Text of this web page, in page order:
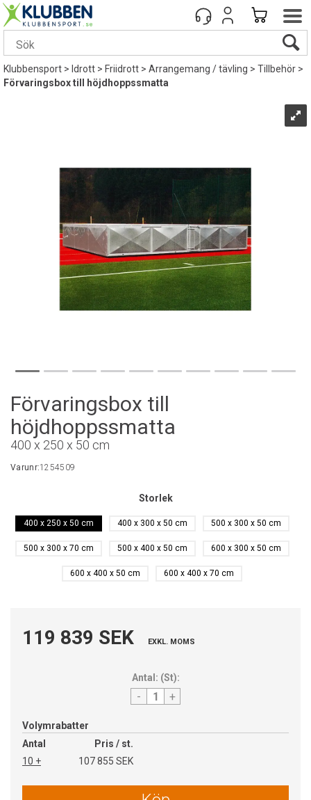
Klubbensport> Idrott>Friidrott>Arrangemang / tävling>Tillbehör>
Förvaringsbox till höjdhoppssmatta
Förvaringsbox till
höjdhoppssmatta
400 x 250 x 50 cm
Varunr:1254509
Storlek
400 x 250 x 50 cm 400 x 300 x 50 cm 500 x 300 x 50 cm
500 x 300 x 70 cm 500 x 400 x 50 cm 600 x 300 x 50 cm
600 x 400 x 50 cm 600 x 400 x 70 cm
119 839 SEK EXKL. MOMS
Antal: (St):
- +
Volymrabatter
Antal
Pris / st.
10 +
107 855 SEK